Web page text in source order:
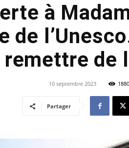
Café
à
de
remettre de
10 septembre 2023 1880
Partager